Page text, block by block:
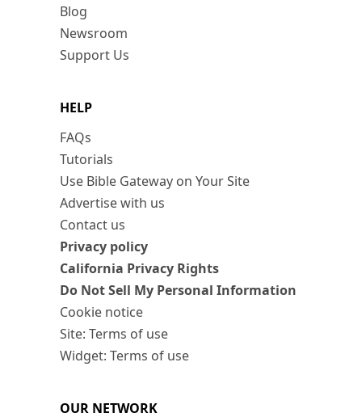
Blog
Newsroom
Support Us
HELP
FAQs
Tutorials
Use Bible Gateway on Your Site
Advertise with us
Contact us
Privacy policy
California Privacy Rights
Do Not Sell My Personal Information
Cookie notice
Site: Terms of use
Widget: Terms of use
OUR NETWORK